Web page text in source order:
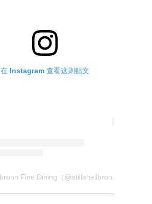
在 Instagram 查看这则贴文
Atilla Heilbronn Fine Dining（@atillaheilbronn）分享的贴文